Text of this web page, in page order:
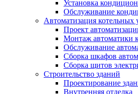
Установка
Обслуживание
Автоматизация котельных
Проект
Монтаж автоматики
Обслуживание
Сборка шкафов
Сборка щитов
Строительство зданий
Проектирование
Внутренняя отделка